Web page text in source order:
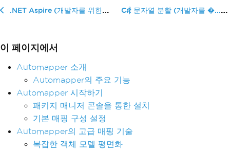
.NET Aspire (개발자를 위한 작동 방식) C# 문자열 분할 (개발자를 �...
이 페이지에서
Automapper 소개
Automapper의 주요 기능
Automapper 시작하기
패키지 매니저 콘솔을 통한 설치
기본 매핑 구성 설정
Automapper의 고급 매핑 기술
복잡한 객체 모델 평면화